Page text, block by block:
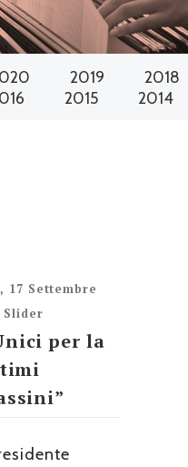
2019
2018
2015 2014
, 17 Settembre
Slider
per la